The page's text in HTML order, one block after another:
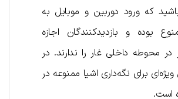
که ورود دوربین و موبایل به
بوده و بازدیدکنندگان اجازه
محوطه داخلی غار را ندارند. در
برای نگه‌داری اشیا ممنوعه در
است.